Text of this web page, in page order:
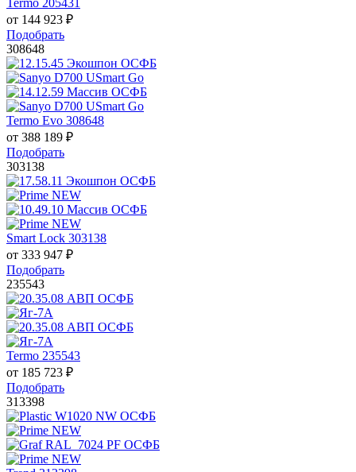
Termo 205431
от 144 923 ₽
Подобрать
308648
Termo Evo 308648
от 388 189 ₽
Подобрать
303138
Smart Lock 303138
от 333 947 ₽
Подобрать
235543
Termo 235543
от 185 723 ₽
Подобрать
313398